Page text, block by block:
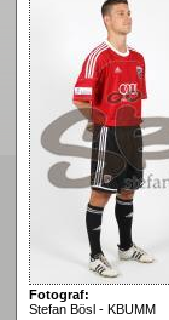
Fotograf:
Stefan Bösl - KBUMM